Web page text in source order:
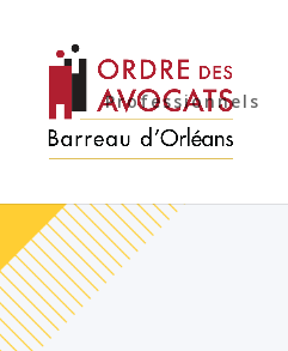
Professionnels